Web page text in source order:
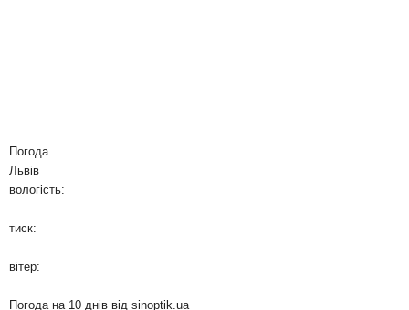
Погода
Львів
вологість:
тиск:
вітер:
Погода на 10 днів від sinoptik.ua